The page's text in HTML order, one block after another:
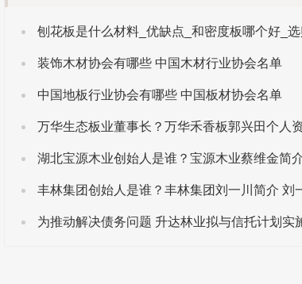
装饰木材协会有哪些 中国木材行业协会名单
中国地板行业协会有哪些 中国板材协会名单
万华生态板业董事长？万华禾香板郭兴田个人